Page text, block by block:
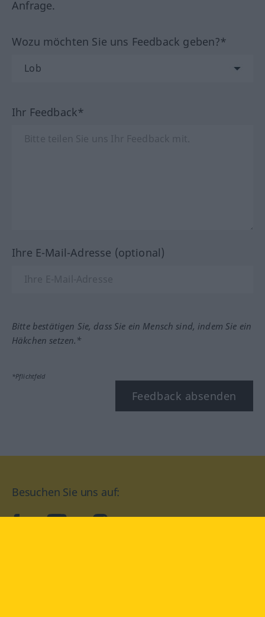
Anfrage.
Wozu möchten Sie uns Feedback geben?*
Ihr Feedback*
Ihre E-Mail-Adresse (optional)
Bitte bestätigen Sie, dass Sie ein Mensch sind, indem Sie ein
Häkchen setzen.*
*Pflichtfeld
Feedback absenden
Besuchen Sie uns auf:
facebookYouTube Instagram